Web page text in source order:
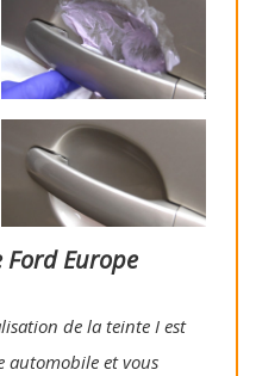
Europe
de la teinte I est
automobile et vous